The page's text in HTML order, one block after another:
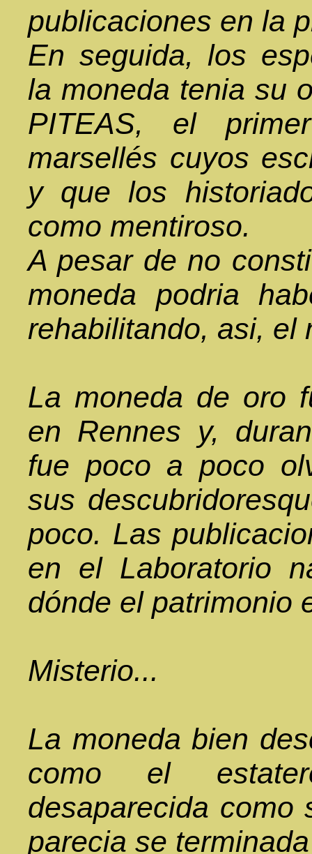
publicaciones en la
En seguida, los
la moneda tenia su
PITEAS, el
marsellés cuyos
y que los
como mentiroso.
A pesar de no
moneda podria
rehabilitando, asi, el
La moneda de oro
en Rennes y,
fue poco a poco
sus
poco. Las
en el Laboratorio
dónde el patrimonio
Misterio...
La moneda bien
como el
desaparecida como
parecia se